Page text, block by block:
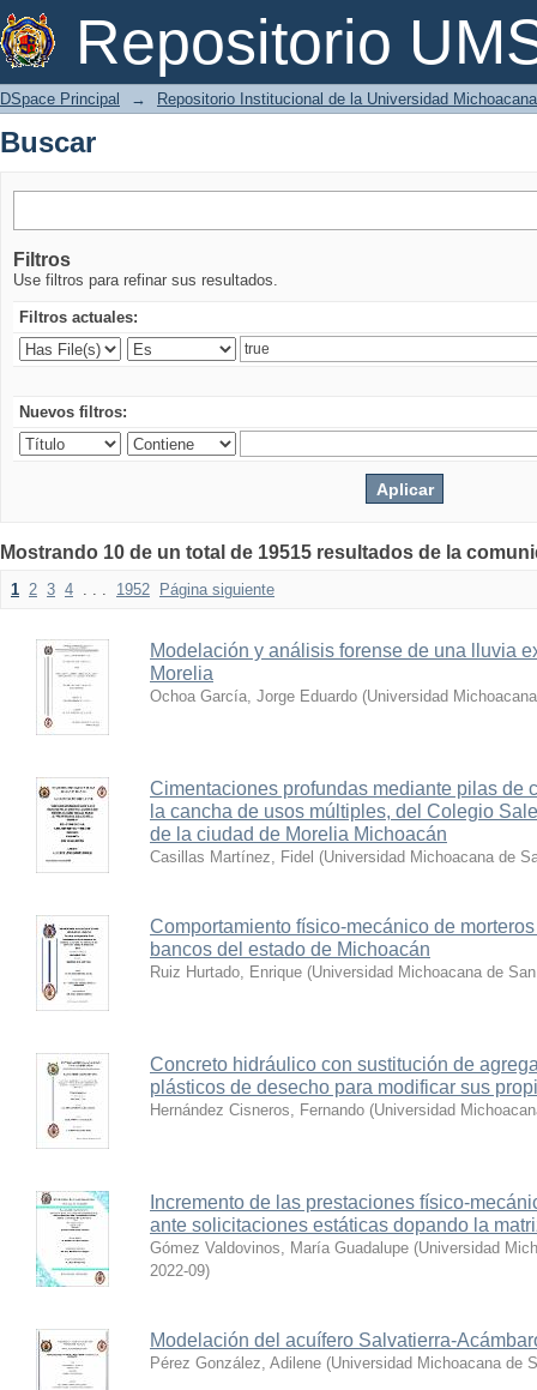
Repositorio
Buscar
DSpace Principal → Repositorio Institucional de la Universidad
Buscar
Filtros
Use filtros para refinar sus resultados.
Filtros actuales:
Nuevos filtros:
Mostrando 10 de un total de 19515 resultados de la
1 2 3 4 . . . 1952 Página siguiente
Modelación y análisis forense de una lluvia
Morelia
Ochoa García, Jorge Eduardo (Universidad
Cimentaciones profundas mediante pilas de
la cancha de usos múltiples, del Colegio
de la ciudad de Morelia Michoacán
Casillas Martínez, Fidel (Universidad Michoacana de
Comportamiento físico-mecánico de
bancos del estado de Michoacán
Ruiz Hurtado, Enrique (Universidad Michoacana de
Concreto hidráulico con sustitución de
plásticos de desecho para modificar sus
Hernández Cisneros, Fernando (Universidad
Incremento de las prestaciones físico-
ante solicitaciones estáticas dopando la
Gómez Valdovinos, María Guadalupe (Universidad
2022-09)
Modelación del acuífero Salvatierra-
Pérez González, Adilene (Universidad Michoacana de